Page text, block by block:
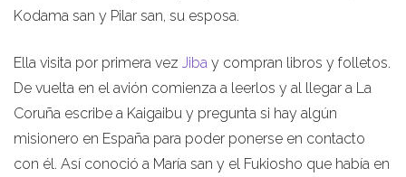
Kodama san y Pilar san, su esposa.
Ella visita por primera vez Jiba y compran libros y folletos.
De vuelta en el avión comienza a leerlos y al llegar a La
Coruña escribe a Kaigaibu y pregunta si hay algún
misionero en España para poder ponerse en contacto
con él. Así conoció a María san y el Fukiosho que había en